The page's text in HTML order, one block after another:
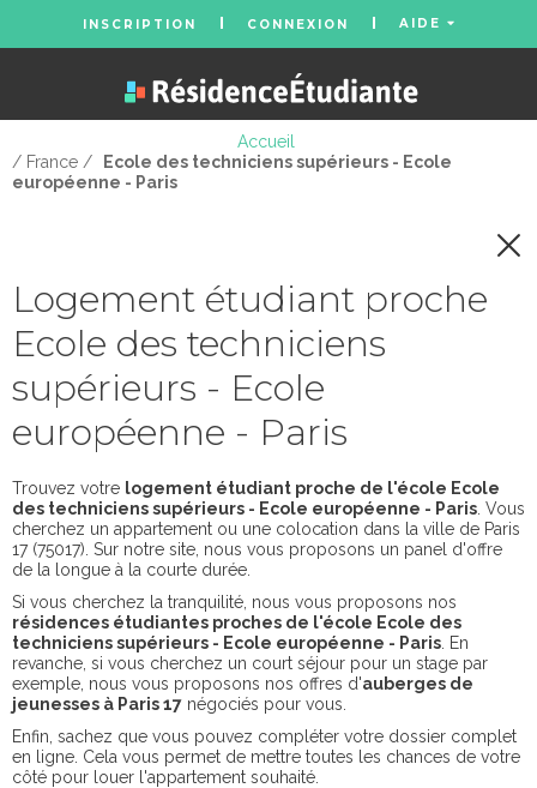
INSCRIPTION CONNEXION AIDE
Accueil
/ France /
Ecole des techniciens supérieurs - Ecole
européenne - Paris
Logement étudiant proche
Ecole des techniciens
supérieurs - Ecole
européenne - Paris
Trouvez votre logement étudiant proche de l'école Ecole
des techniciens supérieurs - Ecole européenne - Paris . Vous
cherchez un appartement ou une colocation dans la ville de Paris
17 (75017). Sur notre site, nous vous proposons un panel d'offre
de la longue à la courte durée.
Si vous cherchez la tranquilité, nous vous proposons nos
résidences étudiantes proches de l'école Ecole des
techniciens supérieurs - Ecole européenne - Paris . En
revanche, si vous cherchez un court séjour pour un stage par
exemple, nous vous proposons nos offres d'auberges de
jeunesses à Paris 17 négociés pour vous.
Enfin, sachez que vous pouvez compléter votre dossier complet
en ligne. Cela vous permet de mettre toutes les chances de votre
côté pour louer l'appartement souhaité.